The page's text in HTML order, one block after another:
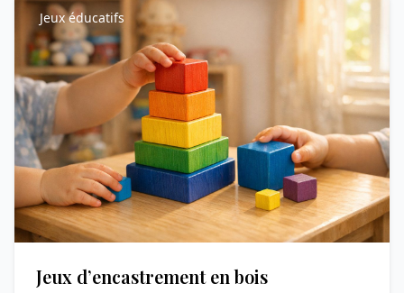
Jeux éducatifs
Jeux d’encastrement en bois